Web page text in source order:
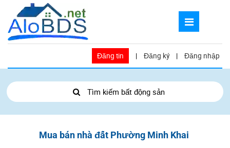
Đăng tin | Đăng ký | Đăng nhập
Tìm kiếm bất động sản
Mua bán nhà đất Phường Minh Khai